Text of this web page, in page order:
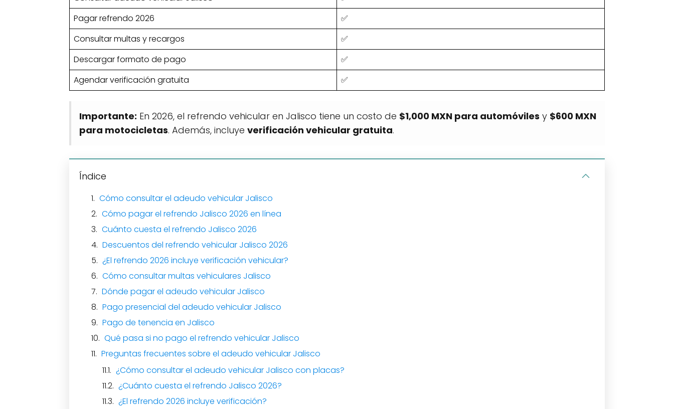
Pagar refrendo 2026
✅
Consultar multas y recargos
✅
Descargar formato de pago
✅
Agendar verificación gratuita
✅
Importante: En 2026, el refrendo vehicular en Jalisco tiene un costo de $1,000 MXN para automóviles y $600 MXN
para motocicletas. Además, incluye verificación vehicular gratuita.
Índice
Cómo consultar el adeudo vehicular Jalisco
Cómo pagar el refrendo Jalisco 2026 en línea
Cuánto cuesta el refrendo Jalisco 2026
Descuentos del refrendo vehicular Jalisco 2026
¿El refrendo 2026 incluye verificación vehicular?
Cómo consultar multas vehiculares Jalisco
Dónde pagar el adeudo vehicular Jalisco
Pago presencial del adeudo vehicular Jalisco
Pago de tenencia en Jalisco
Qué pasa si no pago el refrendo vehicular Jalisco
Preguntas frecuentes sobre el adeudo vehicular Jalisco
¿Cómo consultar el adeudo vehicular Jalisco con placas?
¿Cuánto cuesta el refrendo Jalisco 2026?
¿El refrendo 2026 incluye verificación?